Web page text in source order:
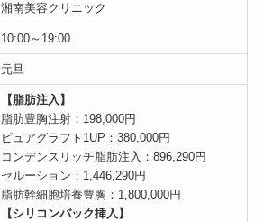
湘南美容クリニック
10:00～19:00
元旦
【脂肪注入】
脂肪豊胸注射：198,000円
ピュアグラフト1UP：380,000円
コンデンスリッチ脂肪注入：896,290円
セルーション：1,446,290円
脂肪幹細胞培養豊胸：1,800,000円
【シリコンバック挿入】